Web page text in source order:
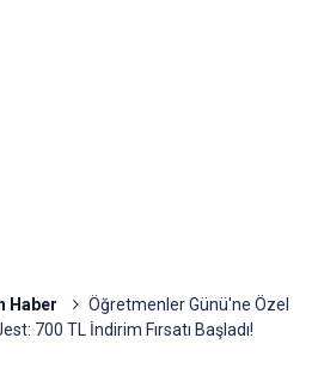
Haber
Öğretmenler Günü'ne Özel
700 TL İndirim Fırsatı Başladı!